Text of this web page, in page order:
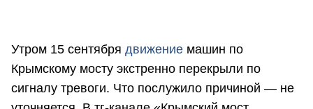
Утром 15 сентября движение машин по
Крымскому мосту экстренно перекрыли по
сигналу тревоги. Что послужило причиной — не